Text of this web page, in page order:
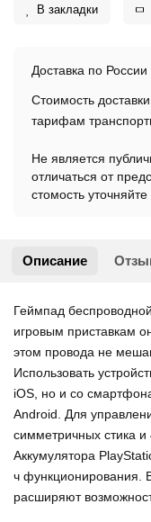
В закладки
Доставка по
Стоимость
тарифам
Не является
отличаться от
стомость
Описание
Геймпад
игровым приставкам
этом провода не
Использовать
iOS, но и со
Android. Для
симметричных стика и
Аккумулятора
ч функционирования.
расширяют